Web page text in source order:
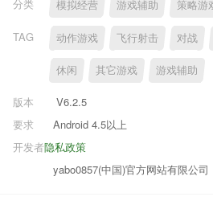
分类
模拟经营 游戏辅助 策略游
TAG 动作游戏 飞行射击 对战
休闲 其它游戏 游戏辅助
版本
V6.2.5
要求
Android 4.5以上
隐私政策
开发者
yabo0857(中国)官方网站有限公司